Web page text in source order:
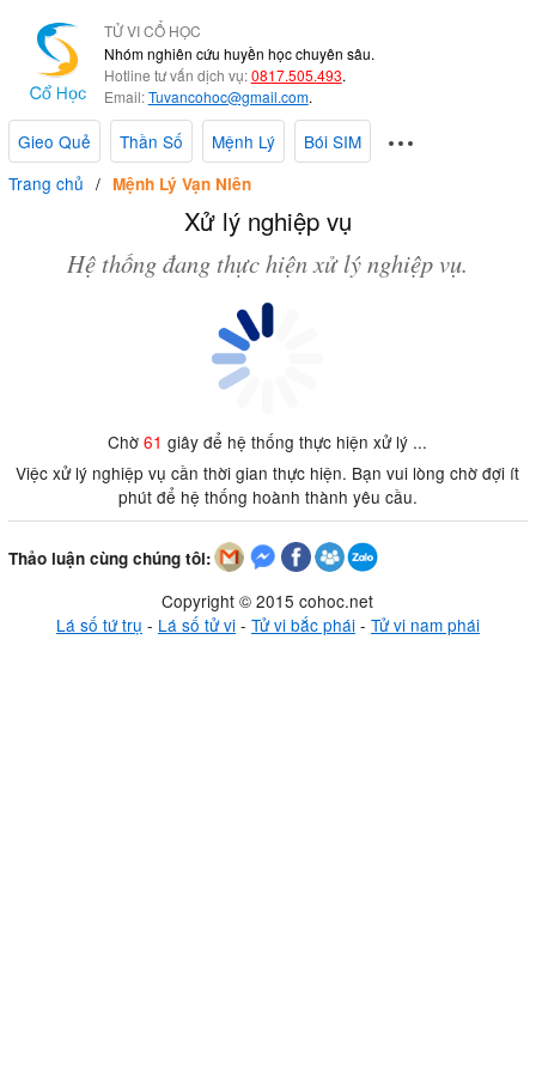
TỬ VI CỔ HỌC
Nhóm nghiên cứu huyền học chuyên sâu.
Hotline tư vấn dịch vụ:0817.505.493.
Email:Tuvancohoc@gmail.com.
Gieo Quẻ Thần Số Mệnh Lý
Bói SIM
Trang chủ
Mệnh Lý Vạn Niên
Xử lý nghiệp vụ
Hệ thống đang thực hiện xử lý nghiệp vụ.
Chờ61 giây để hệ thống thực hiện xử lý ...
Việc xử lý nghiệp vụ cần thời gian thực hiện. Bạn vui lòng chờ đợi ít
phút để hệ thống hoành thành yêu cầu.
Thảo luận cùng chúng tôi:
Copyright © 2015 cohoc.net
Lá số tứ trụ - Lá số tử vi- Tử vi bắc phái- Tử vi nam phái